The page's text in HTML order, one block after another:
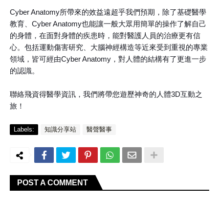
Cyber Anatomy所帶來的效益遠超乎我們預期，除了基礎醫學
教育、Cyber Anatomy也能讓一般大眾用簡單的操作了解自己
的身體，在面對身體的疾患時，能對醫護人員的治療更有信
心。包括運動傷害研究、大腦神經構造等近來受到重視的專業
領域，皆可經由Cyber Anatomy，對人體的結構有了更進一步
的認識。
聯絡飛資得醫學資訊，我們將帶您遊歷神奇的人體3D互動之
旅！
Labels: 知識分享站 醫聲醫事
POST A COMMENT